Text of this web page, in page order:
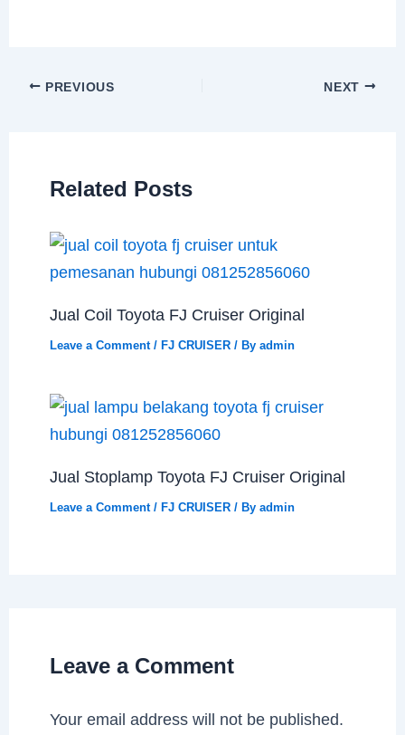
PREVIOUS NEXT
Related Posts
Jual Coil Toyota FJ Cruiser Original
Leave a Comment / FJ CRUISER / Byadmin
Jual Stoplamp Toyota FJ Cruiser Original
Leave a Comment / FJ CRUISER / Byadmin
Leave a Comment
Your email address will not be published.